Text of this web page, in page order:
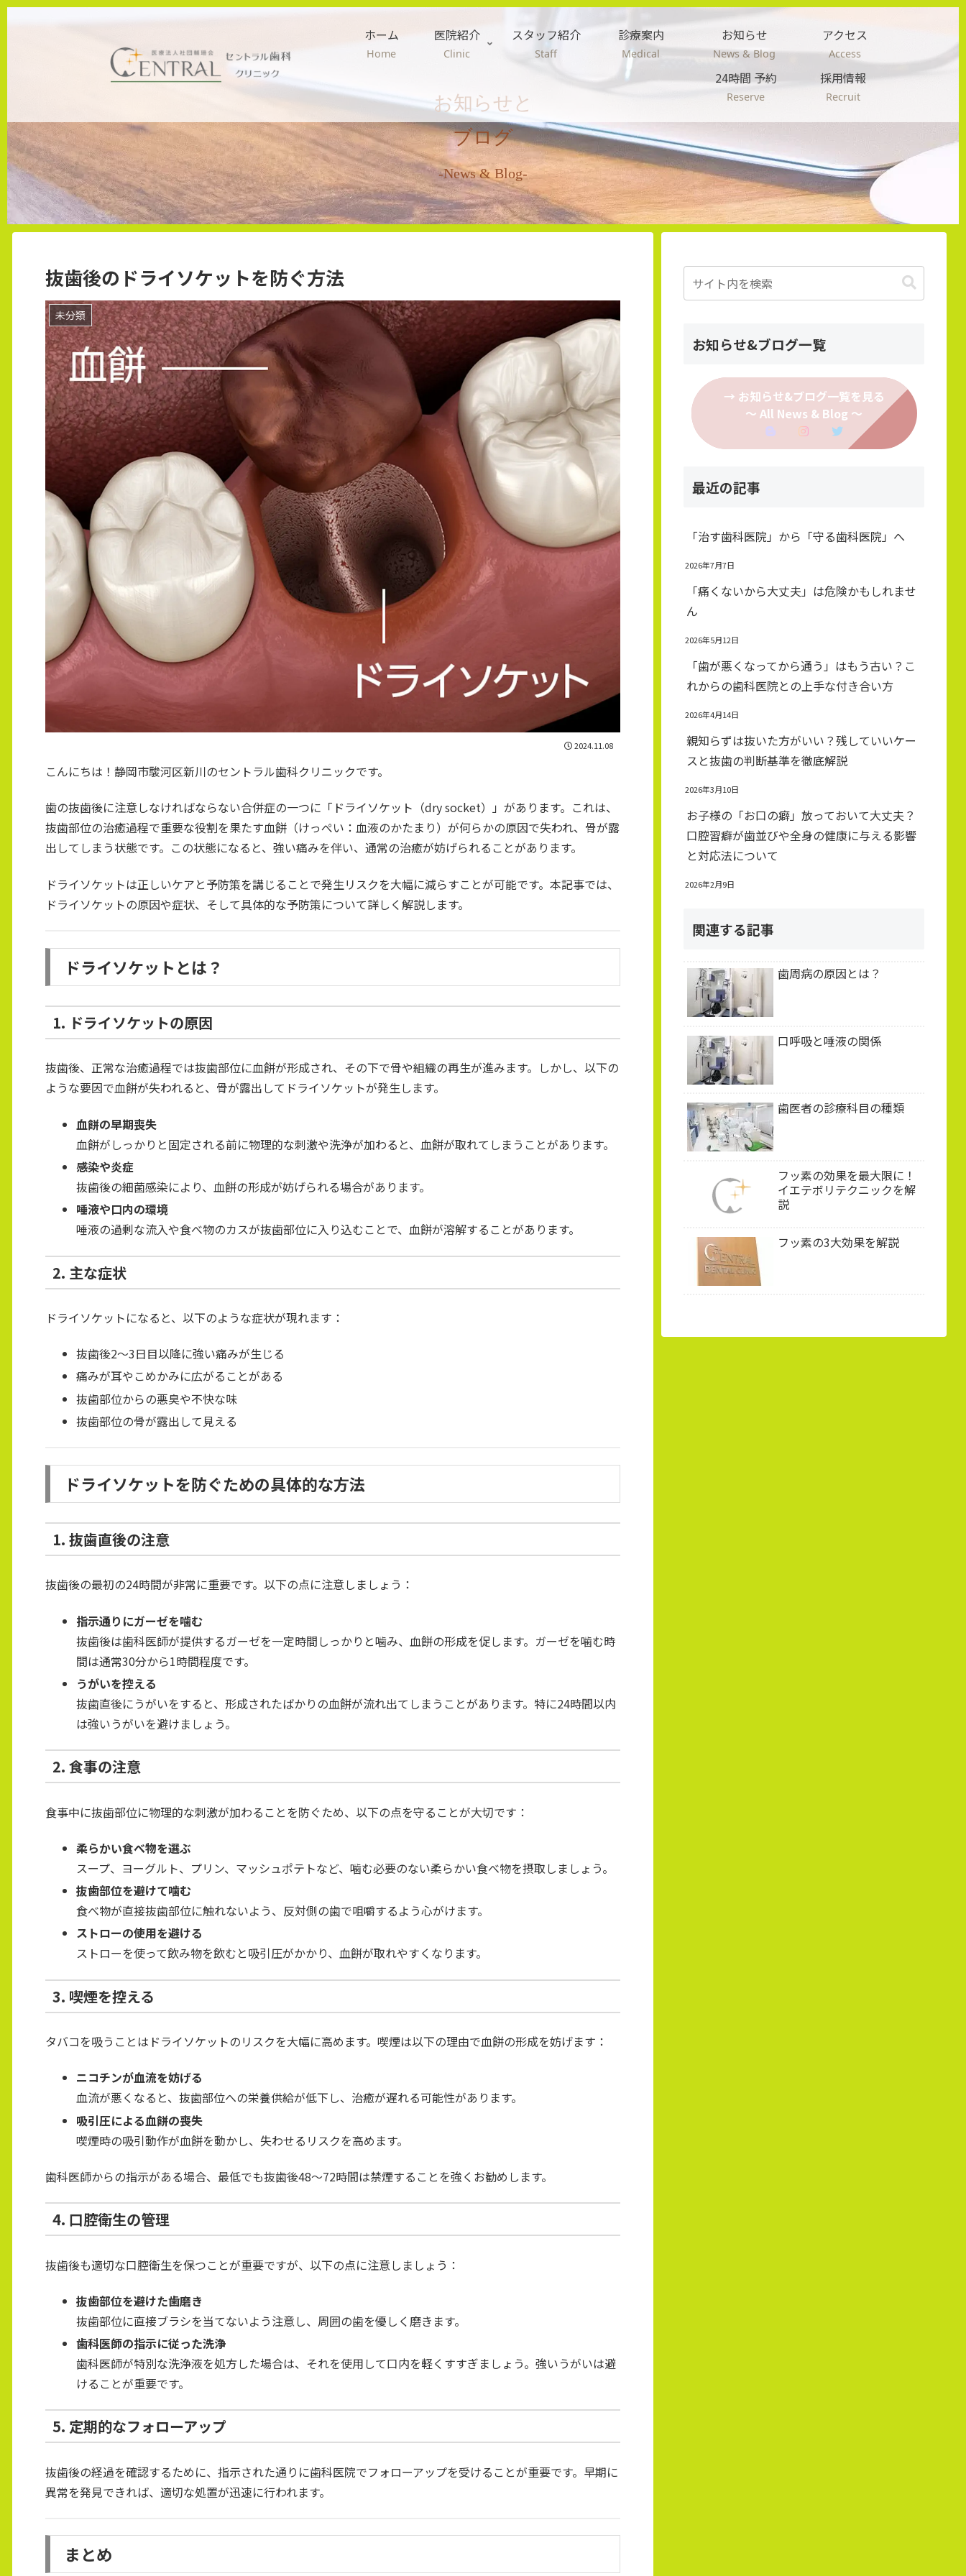
お知らせと
ブログ
-News & Blog-
ホーム
Home
医院紹介
Clinic
スタッフ紹介
Staff
診療案内
Medical
お知らせ
News & Blog
アクセス
Access
24時間 予約
Reserve
採用情報
Recruit
抜歯後のドライソケットを防ぐ方法
未分類
2024.11.08
こんにちは！静岡市駿河区新川のセントラル歯科クリニックです。
歯の抜歯後に注意しなければならない合併症の一つに「ドライソケット（dry socket）」があります。これは、
抜歯部位の治癒過程で重要な役割を果たす血餅（けっぺい：血液のかたまり）が何らかの原因で失われ、骨が露
出してしまう状態です。この状態になると、強い痛みを伴い、通常の治癒が妨げられることがあります。
ドライソケットは正しいケアと予防策を講じることで発生リスクを大幅に減らすことが可能です。本記事では、
ドライソケットの原因や症状、そして具体的な予防策について詳しく解説します。
ドライソケットとは？
1. ドライソケットの原因
抜歯後、正常な治癒過程では抜歯部位に血餅が形成され、その下で骨や組織の再生が進みます。しかし、以下の
ような要因で血餅が失われると、骨が露出してドライソケットが発生します。
血餅の早期喪失
血餅がしっかりと固定される前に物理的な刺激や洗浄が加わると、血餅が取れてしまうことがあります。
感染や炎症
抜歯後の細菌感染により、血餅の形成が妨げられる場合があります。
唾液や口内の環境
唾液の過剰な流入や食べ物のカスが抜歯部位に入り込むことで、血餅が溶解することがあります。
2. 主な症状
ドライソケットになると、以下のような症状が現れます：
抜歯後2〜3日目以降に強い痛みが生じる
痛みが耳やこめかみに広がることがある
抜歯部位からの悪臭や不快な味
抜歯部位の骨が露出して見える
ドライソケットを防ぐための具体的な方法
1. 抜歯直後の注意
抜歯後の最初の24時間が非常に重要です。以下の点に注意しましょう：
指示通りにガーゼを噛む
抜歯後は歯科医師が提供するガーゼを一定時間しっかりと噛み、血餅の形成を促します。ガーゼを噛む時
間は通常30分から1時間程度です。
うがいを控える
抜歯直後にうがいをすると、形成されたばかりの血餅が流れ出てしまうことがあります。特に24時間以内
は強いうがいを避けましょう。
2. 食事の注意
食事中に抜歯部位に物理的な刺激が加わることを防ぐため、以下の点を守ることが大切です：
柔らかい食べ物を選ぶ
スープ、ヨーグルト、プリン、マッシュポテトなど、噛む必要のない柔らかい食べ物を摂取しましょう。
抜歯部位を避けて噛む
食べ物が直接抜歯部位に触れないよう、反対側の歯で咀嚼するよう心がけます。
ストローの使用を避ける
ストローを使って飲み物を飲むと吸引圧がかかり、血餅が取れやすくなります。
3. 喫煙を控える
タバコを吸うことはドライソケットのリスクを大幅に高めます。喫煙は以下の理由で血餅の形成を妨げます：
ニコチンが血流を妨げる
血流が悪くなると、抜歯部位への栄養供給が低下し、治癒が遅れる可能性があります。
吸引圧による血餅の喪失
喫煙時の吸引動作が血餅を動かし、失わせるリスクを高めます。
歯科医師からの指示がある場合、最低でも抜歯後48〜72時間は禁煙することを強くお勧めします。
4. 口腔衛生の管理
抜歯後も適切な口腔衛生を保つことが重要ですが、以下の点に注意しましょう：
抜歯部位を避けた歯磨き
抜歯部位に直接ブラシを当てないよう注意し、周囲の歯を優しく磨きます。
歯科医師の指示に従った洗浄
歯科医師が特別な洗浄液を処方した場合は、それを使用して口内を軽くすすぎましょう。強いうがいは避
けることが重要です。
5. 定期的なフォローアップ
抜歯後の経過を確認するために、指示された通りに歯科医院でフォローアップを受けることが重要です。早期に
異常を発見できれば、適切な処置が迅速に行われます。
まとめ
お知らせ&ブログ一覧
→ お知らせ&ブログ一覧を見る
～ All News & Blog ～
最近の記事
「治す歯科医院」から「守る歯科医院」へ
2026年7月7日
「痛くないから大丈夫」は危険かもしれませ
ん
2026年5月12日
「歯が悪くなってから通う」はもう古い？こ
れからの歯科医院との上手な付き合い方
2026年4月14日
親知らずは抜いた方がいい？残していいケー
スと抜歯の判断基準を徹底解説
2026年3月10日
お子様の「お口の癖」放っておいて大丈夫？
口腔習癖が歯並びや全身の健康に与える影響
と対応法について
2026年2月9日
関連する記事
歯周病の原因とは？
口呼吸と唾液の関係
歯医者の診療科目の種類
フッ素の効果を最大限に！
イエテボリテクニックを解
説
フッ素の3大効果を解説